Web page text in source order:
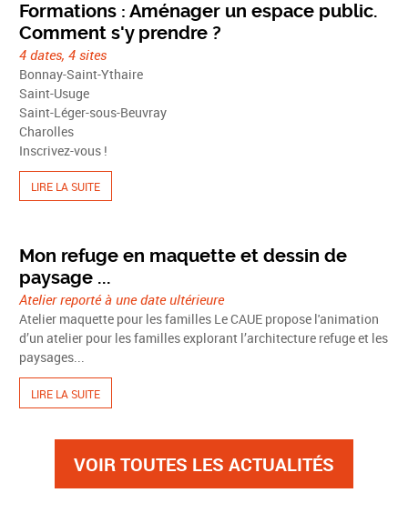
Formations : Aménager un espace public.
Comment s'y prendre ?
4 dates, 4 sites
Bonnay-Saint-Ythaire
Saint-Usuge
Saint-Léger-sous-Beuvray
Charolles
Inscrivez-vous !
LIRE LA SUITE
Mon refuge en maquette et dessin de
paysage ...
Atelier reporté à une date ultérieure
Atelier maquette pour les familles Le CAUE propose l'animation
d’un atelier pour les familles explorant l’architecture refuge et les
paysages...
LIRE LA SUITE
VOIR TOUTES LES ACTUALITÉS